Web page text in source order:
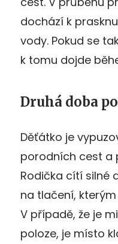
dochází k
vody. Pokud se
k tomu dojde
Druhá doba
Děťátko je
porodních cest a
Rodička cítí silné
na tlačení,
V případě, že je
poloze, je místo